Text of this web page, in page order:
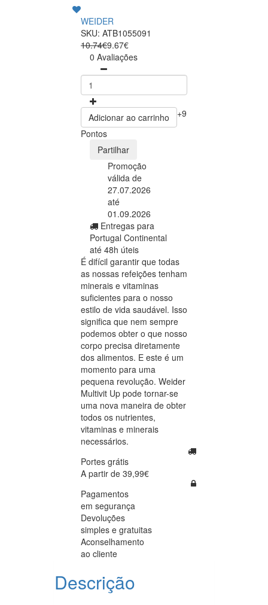
WEIDER
SKU: ATB1055091
10.74€9.67€
0 Avaliações
Adicionar ao carrinho
+9
Pontos
Partilhar
Promoção
válida de
27.07.2026
até
01.09.2026
Entregas para
Portugal Continental
até 48h úteis
É difícil garantir que todas
as nossas refeições tenham
minerais e vitaminas
suficientes para o nosso
estilo de vida saudável. Isso
significa que nem sempre
podemos obter o que nosso
corpo precisa diretamente
dos alimentos. E este é um
momento para uma
pequena revolução. Weider
Multivit Up pode tornar-se
uma nova maneira de obter
todos os nutrientes,
vitaminas e minerais
necessários.
Portes grátis
A partir de 39,99€
Pagamentos
em segurança
Devoluções
simples e gratuitas
Aconselhamento
ao cliente
Descrição